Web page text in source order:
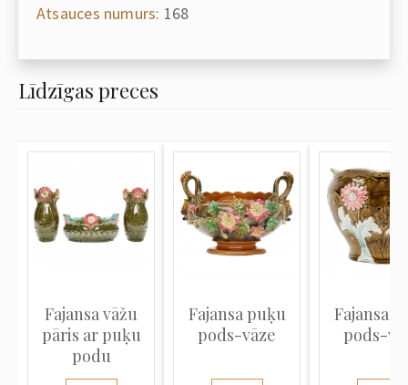
Atsauces numurs: 168
Līdzīgas preces
Fajansa vāžu
pāris ar puķu
podu
Fajansa puķu
pods-vāze
Fajansa
pods-